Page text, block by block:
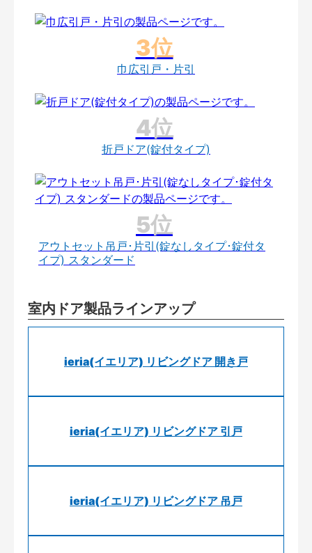
巾広引戸・片引
折戸ドア(錠付タイプ)
アウトセット吊戸･片引(錠なしタイプ･錠付タ
イプ) スタンダード
室内ドア製品ラインアップ
ieria(イエリア) リビングドア 開き戸
ieria(イエリア) リビングドア 引戸
ieria(イエリア) リビングドア 吊戸